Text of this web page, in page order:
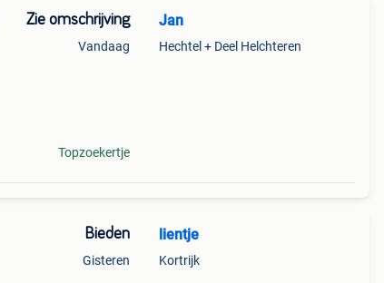
Zie omschrijving
Vandaag
Topzoekertje
Jan
Hechtel + Deel Helchteren
Bieden
Gisteren
lientje
Kortrijk